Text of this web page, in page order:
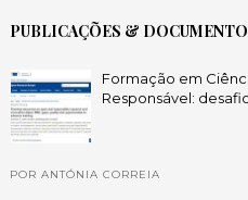
PUBLICAÇÕES &
Formação em
Responsável:
POR ANTÓNIA CORREIA